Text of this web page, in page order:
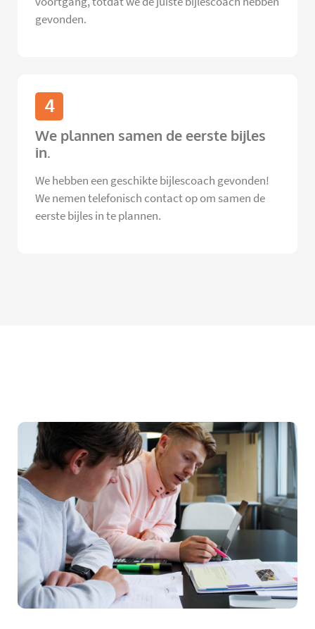
gevonden.
4
We plannen samen de eerste bijles
in.
We hebben een geschikte bijlescoach gevonden!
We nemen telefonisch contact op om samen de
eerste bijles in te plannen.